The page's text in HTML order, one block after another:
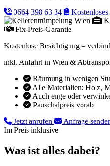
0664 398 63 34
Fix-Preis-Garantie
Kostenlose Besichtigung –
inkl. Anfahrt in Wien &
Räumung in wenigen
Alle Materialien: Holz,
Auch enge oder
Pauschalpreis vorab
Jetzt anrufen
Anfrage
Im Preis inklusive
Was ist alles dabei?